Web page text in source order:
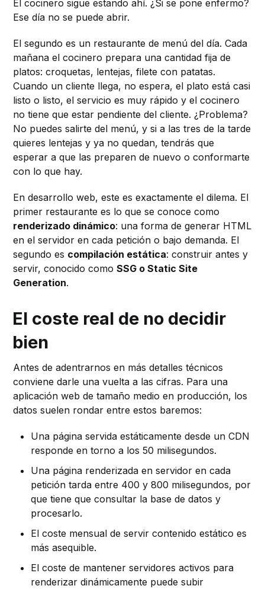
El cocinero sigue estando ahí. ¿Si se pone enfermo?
Ese día no se puede abrir.
El segundo es un restaurante de menú del día. Cada
mañana el cocinero prepara una cantidad fija de
platos: croquetas, lentejas, filete con patatas.
Cuando un cliente llega, no espera, el plato está casi
listo o listo, el servicio es muy rápido y el cocinero
no tiene que estar pendiente del cliente. ¿Problema?
No puedes salirte del menú, y si a las tres de la tarde
quieres lentejas y ya no quedan, tendrás que
esperar a que las preparen de nuevo o conformarte
con lo que hay.
En desarrollo web, este es exactamente el dilema. El
primer restaurante es lo que se conoce como
renderizado dinámico: una forma de generar HTML
en el servidor en cada petición o bajo demanda. El
segundo es compilación estática: construir antes y
servir, conocido comoSSG o Static Site
Generation.
El coste real de no decidir
bien
Antes de adentrarnos en más detalles técnicos
conviene darle una vuelta a las cifras. Para una
aplicación web de tamaño medio en producción, los
datos suelen rondar entre estos baremos:
Una página servida estáticamente desde un CDN
responde en torno a los 50 milisegundos.
Una página renderizada en servidor en cada
petición tarda entre 400 y 800 milisegundos, por
que tiene que consultar la base de datos y
procesarlo.
El coste mensual de servir contenido estático es
más asequible.
El coste de mantener servidores activos para
renderizar dinámicamente puede subir